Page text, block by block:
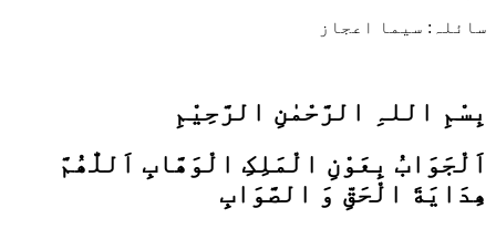
سائلہ: سیما اعجاز
بِسْمِ اللہِ الرَّحْمٰنِ الرَّحِيْمِ
اَلْجَوَابُ بِعَوْنِ الْمَلِکِ الْوَھَّابِ اَللّٰھُمَّ
ھِدَايَةَ الْحَقِّ وَ الصَّوَابِ